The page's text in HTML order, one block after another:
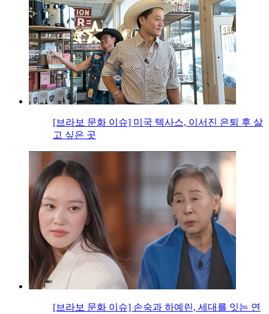
[브라보 문화 이슈] 미국 텍사스, 이서진 은퇴 후 살
고 싶은 곳
[브라보 문화 이슈] 손숙과 하예린, 세대를 잇는 연